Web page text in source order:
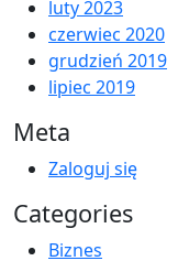
luty 2023
czerwiec 2020
grudzień 2019
lipiec 2019
Meta
Zaloguj się
Categories
Biznes